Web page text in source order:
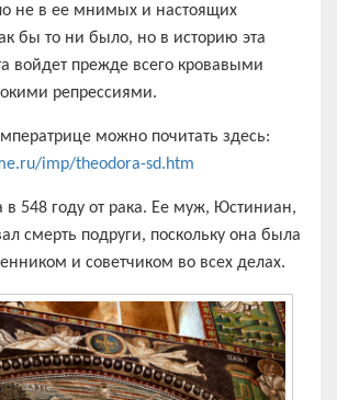
не в ее мнимых и настоящих
бы то ни было, но в историю эта
войдет прежде всего кровавыми
репрессиями.
можно почитать здесь:
imp/theodora-sd.htm
548 году от рака. Ее муж, Юстиниан,
смерть подруги, поскольку она была
и советчиком во всех делах.